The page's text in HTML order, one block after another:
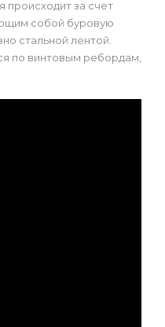
за счет
собой буровую
стальной лентой.
по винтовым ребордам,